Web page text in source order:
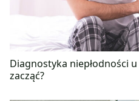
Diagnostyka niepłodności
zacząć?